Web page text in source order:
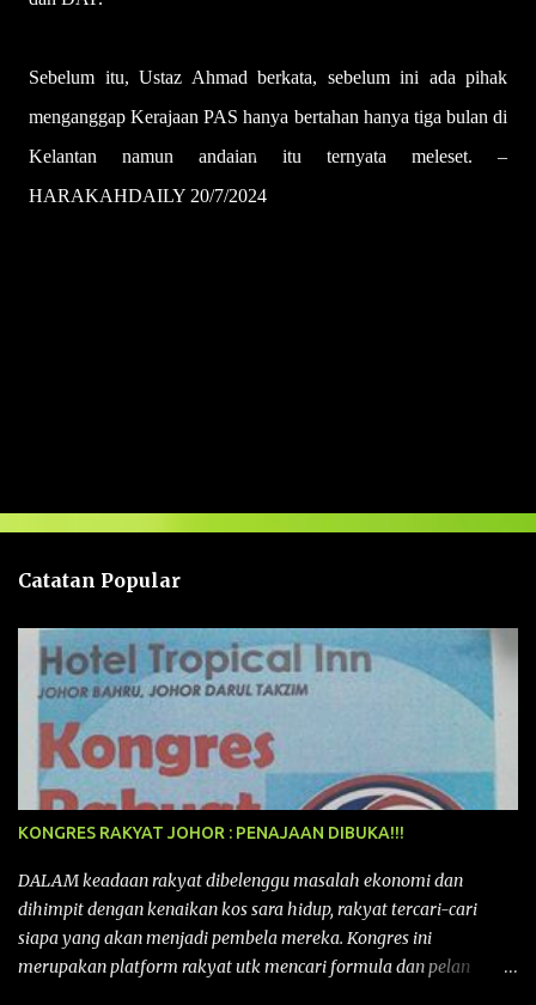
Sebelum itu, Ustaz Ahmad berkata, sebelum ini ada pihak
menganggap Kerajaan PAS hanya bertahan hanya tiga bulan di
Kelantan namun andaian itu ternyata meleset. –
HARAKAHDAILY 20/7/2024
a
n
Catatan Popular
KONGRES RAKYAT JOHOR : PENAJAAN DIBUKA!!!
DALAM keadaan rakyat dibelenggu masalah ekonomi dan
dihimpit dengan kenaikan kos sara hidup, rakyat tercari-cari
siapa yang akan menjadi pembela mereka. Kongres ini
merupakan platform rakyat utk mencari formula dan pelan